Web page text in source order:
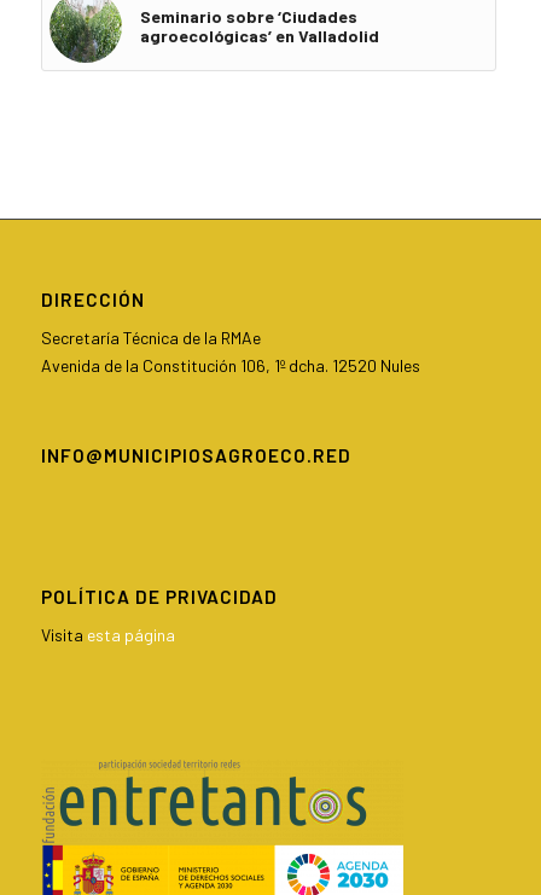
Seminario sobre ‘Ciudades
agroecológicas’ en Valladolid
DIRECCIÓN
Secretaría Técnica de la RMAe
Avenida de la Constitución 106, 1º dcha. 12520 Nules
INFO@MUNICIPIOSAGROECO.RED
POLÍTICA DE PRIVACIDAD
Visita esta página